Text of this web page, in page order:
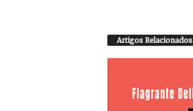
Artigos Relacionados